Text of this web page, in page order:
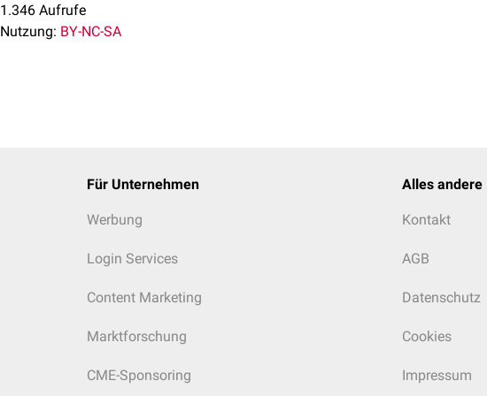
1.346 Aufrufe
Nutzung: BY-NC-SA
Für Unternehmen
Werbung
Login Services
Content Marketing
Marktforschung
CME-Sponsoring
Alles andere
Kontakt
AGB
Datenschutz
Cookies
Impressum